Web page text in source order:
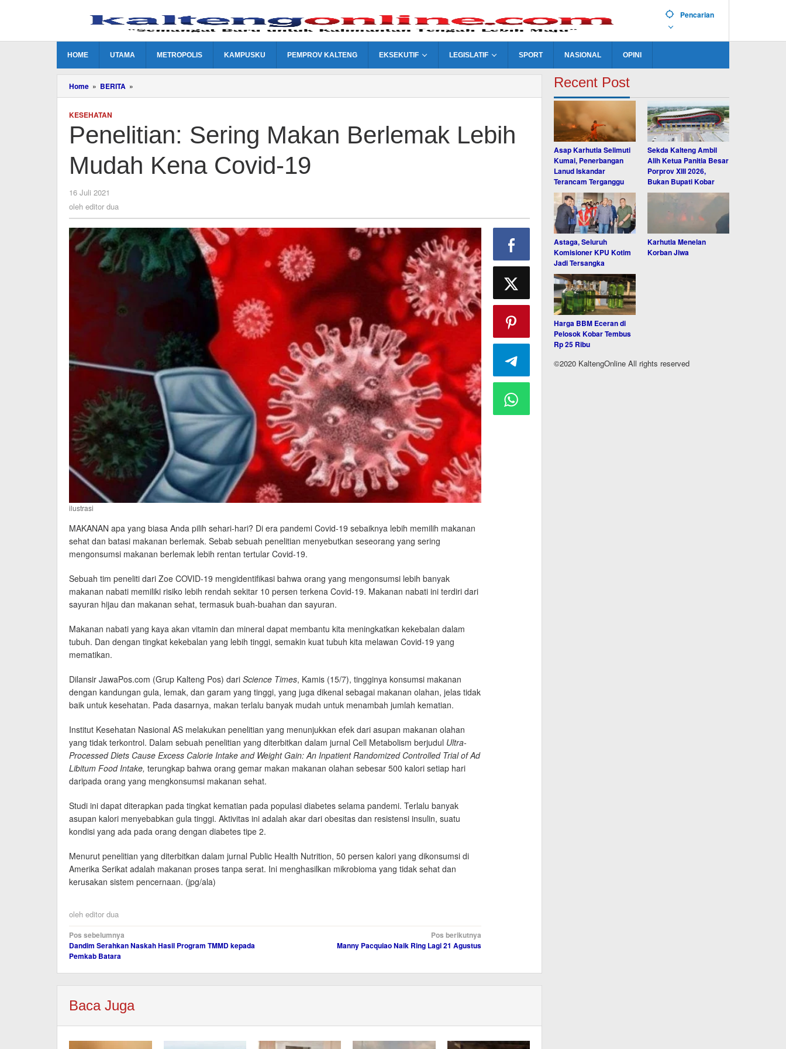
Pencarian
HOME UTAMA METROPOLIS KAMPUSKU PEMPROV KALTENG EKSEKUTIF LEGISLATIF SPORT NASIONAL OPINI
Home » BERITA »
Sering
Lebih
Mudah
Covid-
KESEHATAN
Penelitian: Sering Makan Berlemak Lebih
Mudah Kena Covid-19
16 Juli 2021
dua
oleh editor dua
ilustrasi
MAKANAN apa yang biasa Anda pilih sehari-hari? Di era pandemi Covid-19 sebaiknya lebih memilih makanan
sehat dan batasi makanan berlemak. Sebab sebuah penelitian menyebutkan seseorang yang sering
mengonsumsi makanan berlemak lebih rentan tertular Covid-19.
Sebuah tim peneliti dari Zoe COVID-19 mengidentifikasi bahwa orang yang mengonsumsi lebih banyak
makanan nabati memiliki risiko lebih rendah sekitar 10 persen terkena Covid-19. Makanan nabati ini terdiri dari
sayuran hijau dan makanan sehat, termasuk buah-buahan dan sayuran.
Makanan nabati yang kaya akan vitamin dan mineral dapat membantu kita meningkatkan kekebalan dalam
tubuh. Dan dengan tingkat kekebalan yang lebih tinggi, semakin kuat tubuh kita melawan Covid-19 yang
mematikan.
Dilansir JawaPos.com (Grup Kalteng Pos) dari Science Times, Kamis (15/7), tingginya konsumsi makanan
dengan kandungan gula, lemak, dan garam yang tinggi, yang juga dikenal sebagai makanan olahan, jelas tidak
baik untuk kesehatan. Pada dasarnya, makan terlalu banyak mudah untuk menambah jumlah kematian.
Institut Kesehatan Nasional AS melakukan penelitian yang menunjukkan efek dari asupan makanan olahan
yang tidak terkontrol. Dalam sebuah penelitian yang diterbitkan dalam jurnal Cell Metabolism berjudul Ultra-
Processed Diets Cause Excess Calorie Intake and Weight Gain: An Inpatient Randomized Controlled Trial of Ad
Libitum Food Intake, terungkap bahwa orang gemar makan makanan olahan sebesar 500 kalori setiap hari
daripada orang yang mengkonsumsi makanan sehat.
Studi ini dapat diterapkan pada tingkat kematian pada populasi diabetes selama pandemi. Terlalu banyak
asupan kalori menyebabkan gula tinggi. Aktivitas ini adalah akar dari obesitas dan resistensi insulin, suatu
kondisi yang ada pada orang dengan diabetes tipe 2.
Menurut penelitian yang diterbitkan dalam jurnal Public Health Nutrition, 50 persen kalori yang dikonsumsi di
Amerika Serikat adalah makanan proses tanpa serat. Ini menghasilkan mikrobioma yang tidak sehat dan
kerusakan sistem pencernaan. (jpg/ala)
oleh editor dua
Navigasi
pos
Pos sebelumnya
Dandim Serahkan Naskah Hasil Program TMMD kepada
Pemkab Batara
Pos berikutnya
Manny Pacquiao Naik Ring Lagi 21 Agustus
Baca Juga
Recent Post
Asap Karhutla Selimuti
Kumai, Penerbangan
Lanud Iskandar
Terancam Terganggu
Sekda Kalteng Ambil
Alih Ketua Panitia Besar
Porprov XIII 2026,
Bukan Bupati Kobar
Astaga, Seluruh
Komisioner KPU Kotim
Jadi Tersangka
Karhutla Menelan
Korban Jiwa
Harga BBM Eceran di
Pelosok Kobar Tembus
Rp 25 Ribu
©2020 KaltengOnline All rights reserved